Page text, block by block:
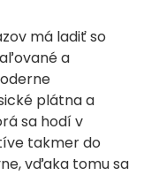
má ladiť so
a
plátna a
sa hodí v
takmer do
vďaka tomu sa